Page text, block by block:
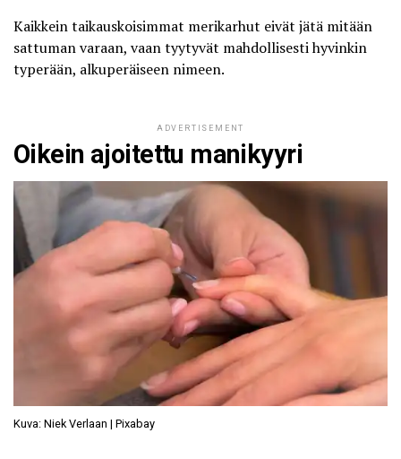
Kaikkein taikauskoisimmat merikarhut eivät jätä mitään
sattuman varaan, vaan tyytyvät mahdollisesti hyvinkin
typerään, alkuperäiseen nimeen.
ADVERTISEMENT
Oikein ajoitettu manikyyri
Kuva: Niek Verlaan | Pixabay